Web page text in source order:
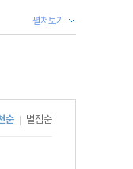
하드주의와
펼쳐보기
순 | 별점순